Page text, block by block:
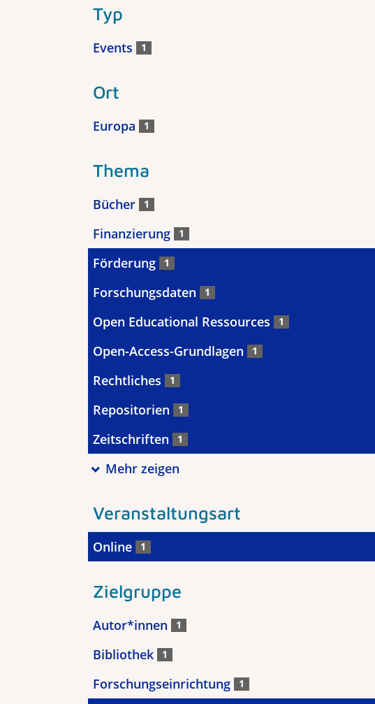
Typ
Events 1
Ort
Europa 1
Thema
Bücher 1
Finanzierung 1
Förderung 1
Forschungsdaten 1
Open Educational Ressources 1
Open-Access-Grundlagen 1
Rechtliches 1
Repositorien 1
Zeitschriften 1
Mehr zeigen
Veranstaltungsart
Online 1
Zielgruppe
Autor*innen 1
Bibliothek 1
Forschungseinrichtung 1